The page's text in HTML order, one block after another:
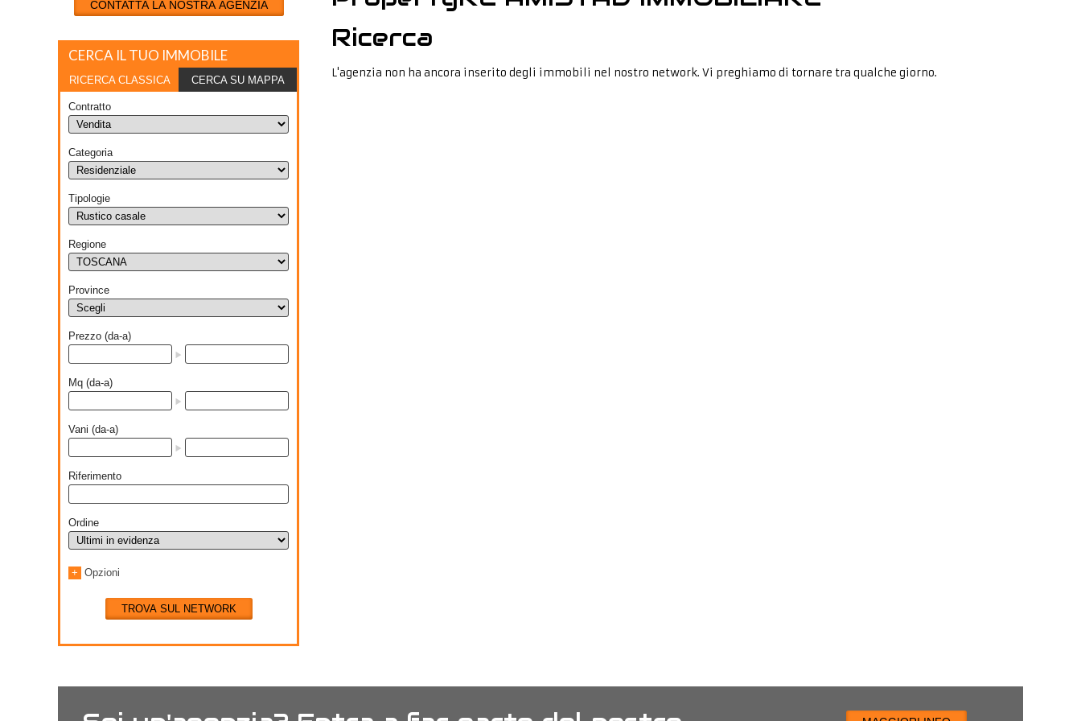
CONTATTA LA NOSTRA AGENZIA
CERCA IL TUO IMMOBILE
RICERCA CLASSICA CERCA SU MAPPA
Contratto
Categoria
Tipologie
Regione
Province
Prezzo (da-a)
Mq (da-a)
Vani (da-a)
Riferimento
Ordine
+ Opzioni
TROVA SUL NETWORK
Ricerca
L'agenzia non ha ancora inserito degli immobili nel nostro network. Vi preghiamo di tornare tra qualche giorno.